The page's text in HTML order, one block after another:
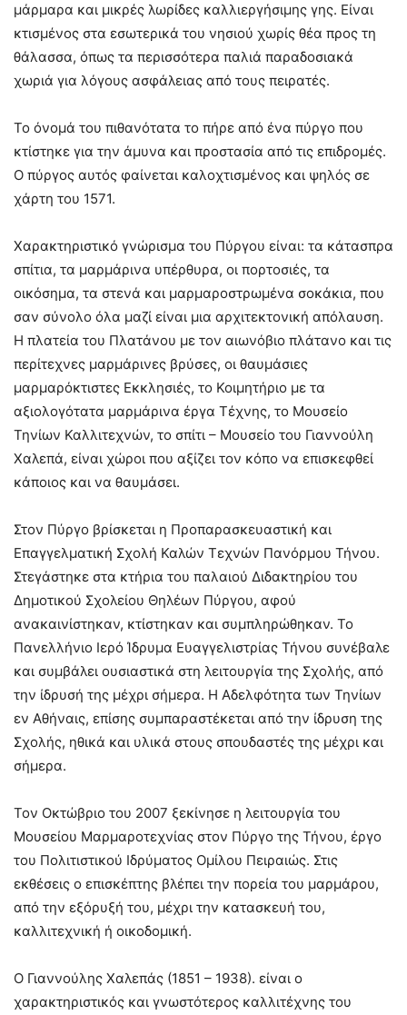
μάρμαρα και μικρές λωρίδες καλλιεργήσιμης γης. Είναι
κτισμένος στα εσωτερικά του νησιού χωρίς θέα προς τη
θάλασσα, όπως τα περισσότερα παλιά παραδοσιακά
χωριά για λόγους ασφάλειας από τους πειρατές.
Το όνομά του πιθανότατα το πήρε από ένα πύργο που
κτίστηκε για την άμυνα και προστασία από τις επιδρομές.
Ο πύργος αυτός φαίνεται καλοχτισμένος και ψηλός σε
χάρτη του 1571.
Χαρακτηριστικό γνώρισμα του Πύργου είναι: τα κάτασπρα
σπίτια, τα μαρμάρινα υπέρθυρα, οι πορτοσιές, τα
οικόσημα, τα στενά και μαρμαροστρωμένα σοκάκια, που
σαν σύνολο όλα μαζί είναι μια αρχιτεκτονική απόλαυση.
Η πλατεία του Πλατάνου με τον αιωνόβιο πλάτανο και τις
περίτεχνες μαρμάρινες βρύσες, οι θαυμάσιες
μαρμαρόκτιστες Εκκλησιές, το Κοιμητήριο με τα
αξιολογότατα μαρμάρινα έργα Τέχνης, το Μουσείο
Τηνίων Καλλιτεχνών, το σπίτι – Μουσείο του Γιαννούλη
Χαλεπά, είναι χώροι που αξίζει τον κόπο να επισκεφθεί
κάποιος και να θαυμάσει.
Στον Πύργο βρίσκεται η Προπαρασκευαστική και
Επαγγελματική Σχολή Καλών Τεχνών Πανόρμου Τήνου.
Στεγάστηκε στα κτήρια του παλαιού Διδακτηρίου του
Δημοτικού Σχολείου Θηλέων Πύργου, αφού
ανακαινίστηκαν, κτίστηκαν και συμπληρώθηκαν. Το
Πανελλήνιο Ιερό Ίδρυμα Ευαγγελιστρίας Τήνου συνέβαλε
και συμβάλει ουσιαστικά στη λειτουργία της Σχολής, από
την ίδρυσή της μέχρι σήμερα. Η Αδελφότητα των Τηνίων
εν Αθήναις, επίσης συμπαραστέκεται από την ίδρυση της
Σχολής, ηθικά και υλικά στους σπουδαστές της μέχρι και
σήμερα.
Τον Οκτώβριο του 2007 ξεκίνησε η λειτουργία του
Μουσείου Μαρμαροτεχνίας στον Πύργο της Τήνου, έργο
του Πολιτιστικού Ιδρύματος Ομίλου Πειραιώς. Στις
εκθέσεις ο επισκέπτης βλέπει την πορεία του μαρμάρου,
από την εξόρυξή του, μέχρι την κατασκευή του,
καλλιτεχνική ή οικοδομική.
Ο Γιαννούλης Χαλεπάς (1851 – 1938). είναι ο
χαρακτηριστικός και γνωστότερος καλλιτέχνης του